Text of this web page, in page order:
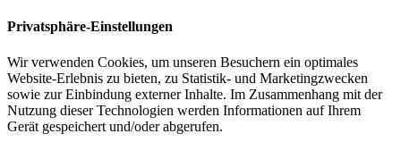
Privatsphäre-Einstellungen
Wir verwenden Cookies, um unseren Besuchern ein optimales
Website-Erlebnis zu bieten, zu Statistik- und Marketingzwecken
sowie zur Einbindung externer Inhalte. Im Zusammenhang mit der
Nutzung dieser Technologien werden Informationen auf Ihrem
Gerät gespeichert und/oder abgerufen.